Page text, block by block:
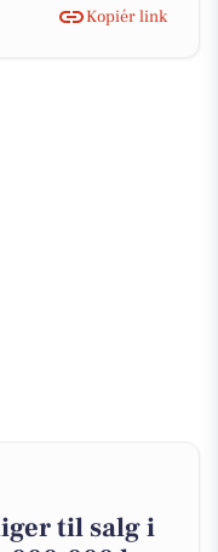
Kopiér link
til salg i